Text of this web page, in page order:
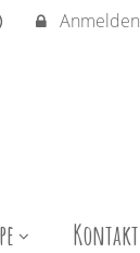
Anmelden
Kontakt